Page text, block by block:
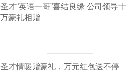
圣才“英语一哥”喜结良缘 公司领导十
万豪礼相赠
圣才情暖赠豪礼，万元红包送不停